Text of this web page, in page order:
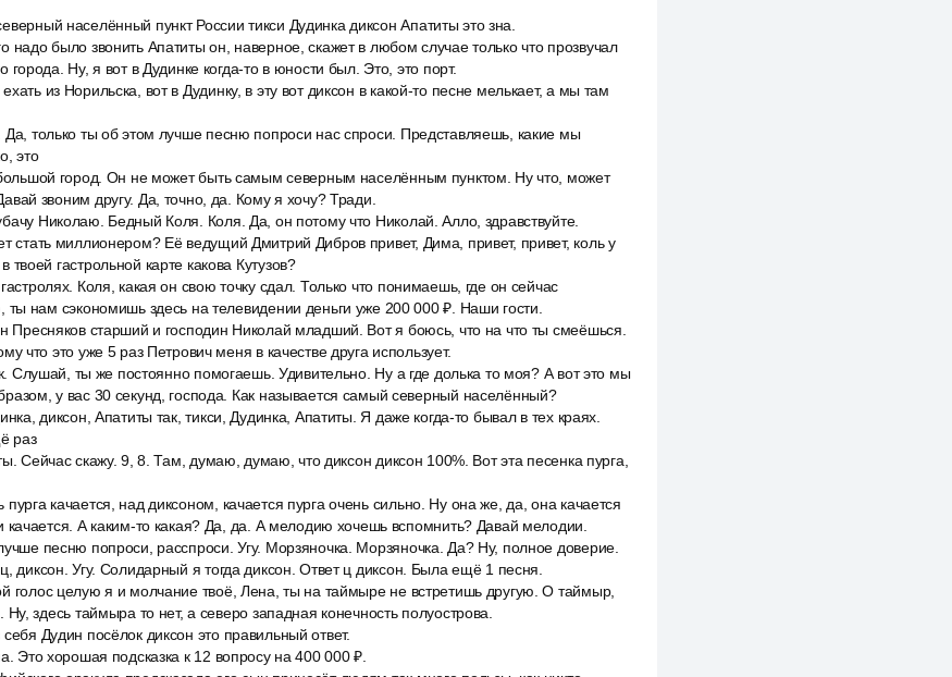
населённый пункт России тикси Дудинка диксон Апатиты это зна.
надо было звонить Апатиты он, наверное, скажет в любом случае только что прозвучал
города. Ну, я вот в Дудинке когда-то в юности был. Это, это порт.
из Норильска, вот в Дудинку, в эту вот диксон в какой-то песне мелькает, а мы там
Да, только ты об этом лучше песню попроси нас спроси. Представляешь, какие мы
это
город. Он не может быть самым северным населённым пунктом. Ну что, может
звоним другу. Да, точно, да. Кому я хочу? Тради.
Николаю. Бедный Коля. Коля. Да, он потому что Николай. Алло, здравствуйте.
стать миллионером? Её ведущий Дмитрий Дибров привет, Дима, привет, привет, коль у
твоей гастрольной карте какова Кутузов?
Коля, какая он свою точку сдал. Только что понимаешь, где он сейчас
ты нам сэкономишь здесь на телевидении деньги уже 200 000 ₽. Наши гости.
Пресняков старший и господин Николай младший. Вот я боюсь, что на что ты смеёшься.
что это уже 5 раз Петрович меня в качестве друга использует.
Слушай, ты же постоянно помогаешь. Удивительно. Ну а где долька то моя? А вот это мы
у вас 30 секунд, господа. Как называется самый северный населённый?
диксон, Апатиты так, тикси, Дудинка, Апатиты. Я даже когда-то бывал в тех краях.
раз
Сейчас скажу. 9, 8. Там, думаю, думаю, что диксон диксон 100%. Вот эта песенка пурга,
качается, над диксоном, качается пурга очень сильно. Ну она же, да, она качается
качается. А каким-то какая? Да, да. А мелодию хочешь вспомнить? Давай мелодии.
песню попроси, расспроси. Угу. Морзяночка. Морзяночка. Да? Ну, полное доверие.
диксон. Угу. Солидарный я тогда диксон. Ответ ц диксон. Была ещё 1 песня.
голос целую я и молчание твоё, Лена, ты на таймыре не встретишь другую. О таймыр,
здесь таймыра то нет, а северо западная конечность полуострова.
Дудин посёлок диксон это правильный ответ.
Это хорошая подсказка к 12 вопросу на 400 000 ₽.